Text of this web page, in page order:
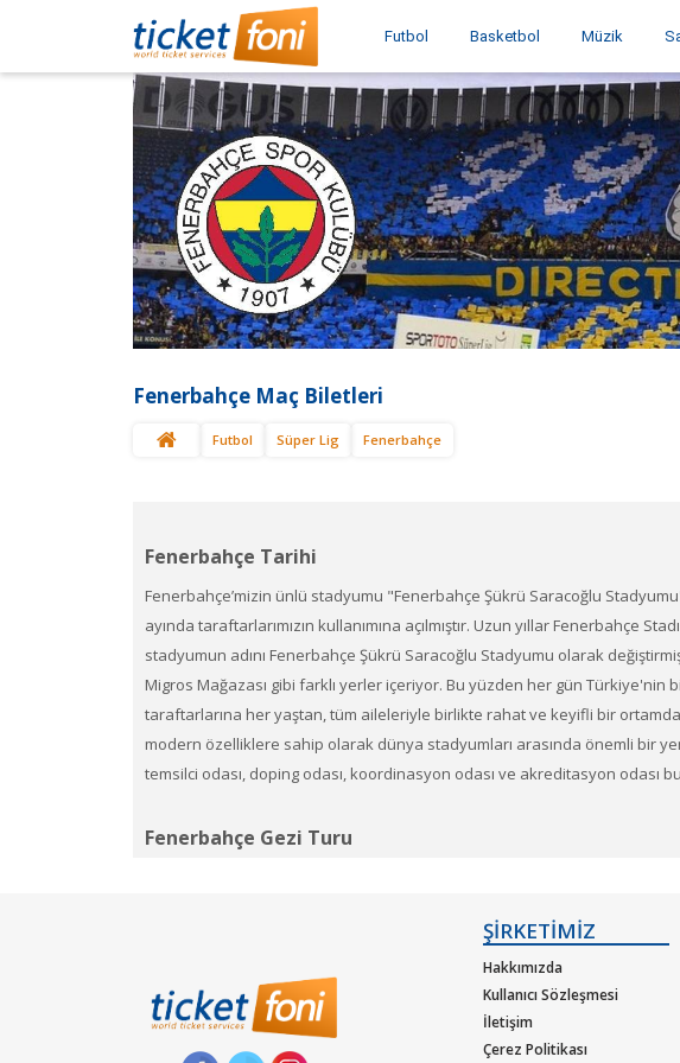
Futbol Basketbol Müzik
Fenerbahçe Maç Biletleri
Futbol Süper Lig Fenerbahçe
Fenerbahçe Tarihi
Fenerbahçe’mizin ünlü stadyumu "Fenerbahçe Şükrü Saracoğlu
ayında taraftarlarımızın kullanımına açılmıştır. Uzun yıllar Fenerbahçe
stadyumun adını Fenerbahçe Şükrü Saracoğlu Stadyumu olarak
Migros Mağazası gibi farklı yerler içeriyor. Bu yüzden her gün
taraftarlarına her yaştan, tüm aileleriyle birlikte rahat ve keyifli bir
modern özelliklere sahip olarak dünya stadyumları arasında önemli bir
temsilci odası, doping odası, koordinasyon odası ve akreditasyon odası
Fenerbahçe Gezi Turu
Futbol Seremoni Maç Paketleri
ŞİRKETİMİZ
Hakkımızda
Kullanıcı Sözleşmesi
İletişim
Çerez Politikası